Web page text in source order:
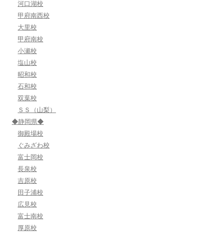
河口湖校
甲府南西校
大里校
甲府南校
小瀬校
塩山校
昭和校
石和校
双葉校
ＳＳ（山梨）
◆静岡県◆
御殿場校
ぐみざわ校
富士岡校
長泉校
吉原校
田子浦校
広見校
富士南校
厚原校